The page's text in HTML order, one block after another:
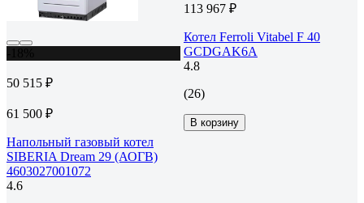
50 515 ₽
61 500 ₽
Напольный газовый котел
SIBERIA Dream 29 (АОГВ)
4603027001072
4.6
113 967 ₽
Котел Ferroli Vitabel F 40
GCDGAK6A
4.8
(26)
В корзину